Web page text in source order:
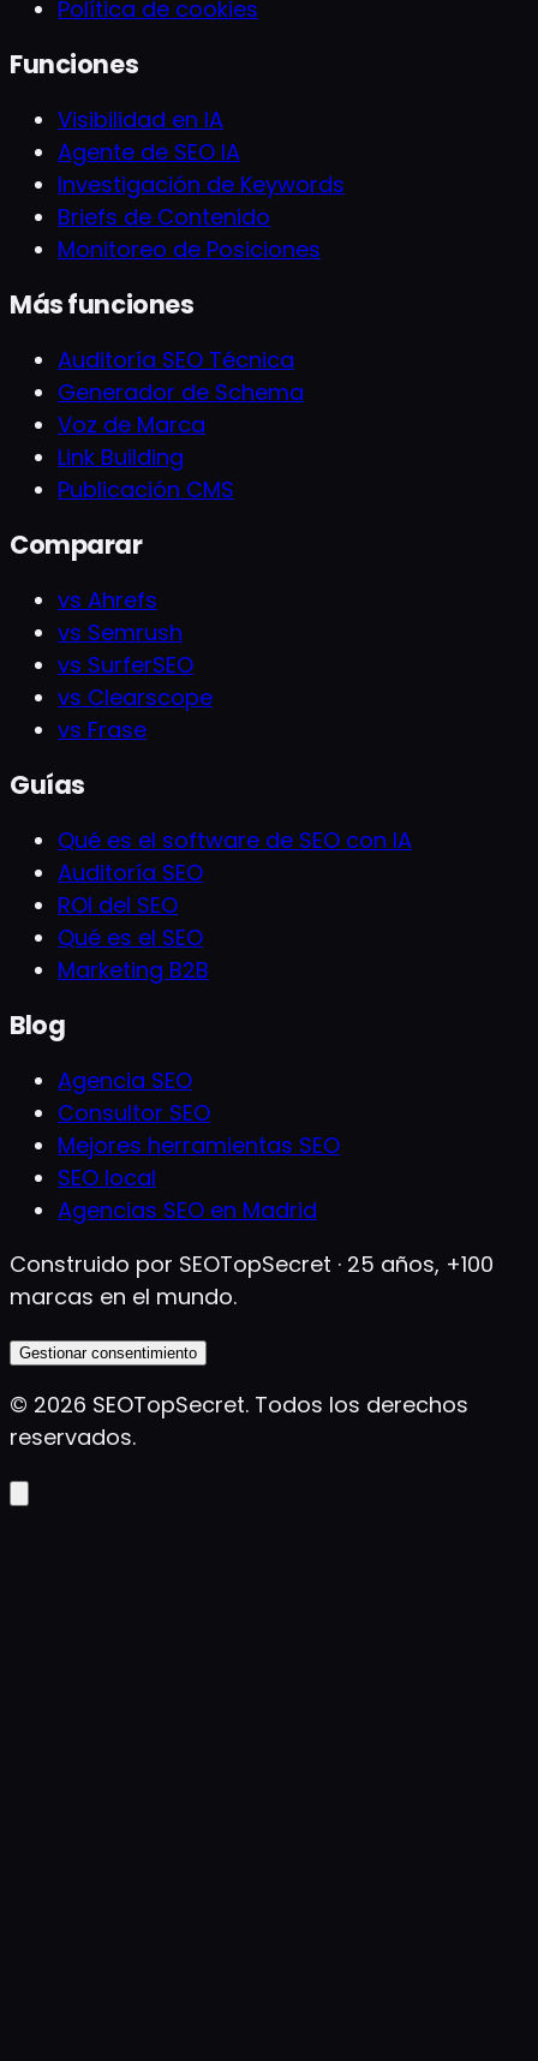
Política de cookies
Funciones
Visibilidad en IA
Agente de SEO IA
Investigación de Keywords
Briefs de Contenido
Monitoreo de Posiciones
Más funciones
Auditoría SEO Técnica
Generador de Schema
Voz de Marca
Link Building
Publicación CMS
Comparar
vs Ahrefs
vs Semrush
vs SurferSEO
vs Clearscope
vs Frase
Guías
Qué es el software de SEO con IA
Auditoría SEO
ROI del SEO
Qué es el SEO
Marketing B2B
Blog
Agencia SEO
Consultor SEO
Mejores herramientas SEO
SEO local
Agencias SEO en Madrid
Construido por SEOTopSecret · 25 años, +100
marcas en el mundo.
Gestionar consentimiento
© 2026 SEOTopSecret. Todos los derechos
reservados.